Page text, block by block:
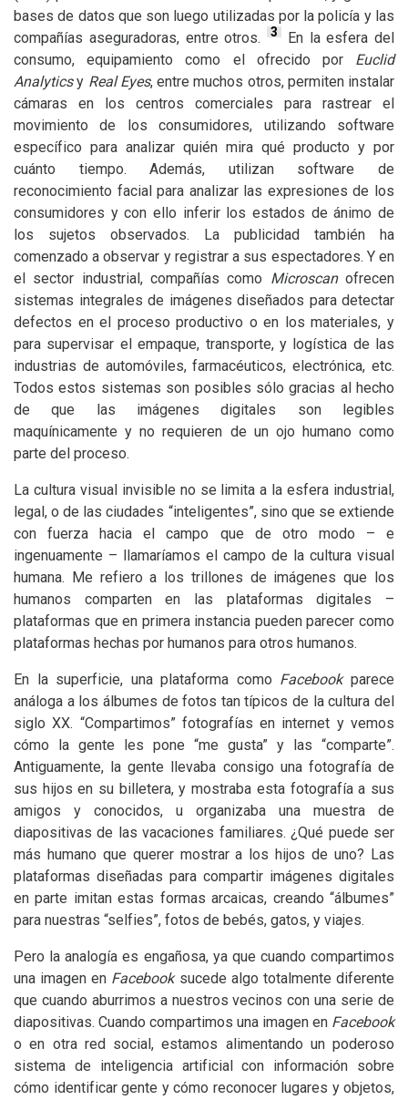
bases de datos que son luego utilizadas por la policía y las
compañías aseguradoras, entre otros.
3
En la esfera del
consumo, equipamiento como el ofrecido por Euclid
Analyticsy Real Eyes, entre muchos otros, permiten instalar
cámaras en los centros comerciales para rastrear el
movimiento de los consumidores, utilizando software
específico para analizar quién mira qué producto y por
cuánto tiempo. Además, utilizan software de
reconocimiento facial para analizar las expresiones de los
consumidores y con ello inferir los estados de ánimo de
los sujetos observados. La publicidad también ha
comenzado a observar y registrar a sus espectadores. Y en
el sector industrial, compañías como Microscanofrecen
sistemas integrales de imágenes diseñados para detectar
defectos en el proceso productivo o en los materiales, y
para supervisar el empaque, transporte, y logística de las
industrias de automóviles, farmacéuticos, electrónica, etc.
Todos estos sistemas son posibles sólo gracias al hecho
de que las imágenes digitales son legibles
maquínicamente y no requieren de un ojo humano como
parte del proceso.
La cultura visual invisible no se limita a la esfera industrial,
legal, o de las ciudades “inteligentes”, sino que se extiende
con fuerza hacia el campo que de otro modo – e
ingenuamente – llamaríamos el campo de la cultura visual
humana. Me refiero a los trillones de imágenes que los
humanos comparten en las plataformas digitales –
plataformas que en primera instancia pueden parecer como
plataformas hechas por humanos para otros humanos.
En la superficie, una plataforma como Facebookparece
análoga a los álbumes de fotos tan típicos de la cultura del
sigloXX. “Compartimos” fotografías en internet y vemos
cómo la gente les pone “me gusta” y las “comparte”.
Antiguamente, la gente llevaba consigo una fotografía de
sus hijos en su billetera, y mostraba esta fotografía a sus
amigos y conocidos, u organizaba una muestra de
diapositivas de las vacaciones familiares. ¿Qué puede ser
más humano que querer mostrar a los hijos de uno? Las
plataformas diseñadas para compartir imágenes digitales
en parte imitan estas formas arcaicas, creando “álbumes”
para nuestras “selfies”, fotos de bebés, gatos, y viajes.
Pero la analogía es engañosa, ya que cuando compartimos
una imagen en Facebooksucede algo totalmente diferente
que cuando aburrimos a nuestros vecinos con una serie de
diapositivas. Cuando compartimos una imagen en Facebook
o en otra red social, estamos alimentando un poderoso
sistema de inteligencia artificial con información sobre
cómo identificar gente y cómo reconocer lugares y objetos,